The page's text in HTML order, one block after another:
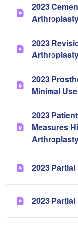
2023
Arthroplasty
2023
Arthroplasty
2023
Minimal Use
2023
Measures
Arthroplasty
2023
2023